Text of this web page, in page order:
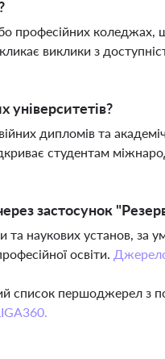
професійних
виклики з
університетів?
дипломів та
студентам
застосунок
та наукових установ, за
освіти.
список першоджерел з